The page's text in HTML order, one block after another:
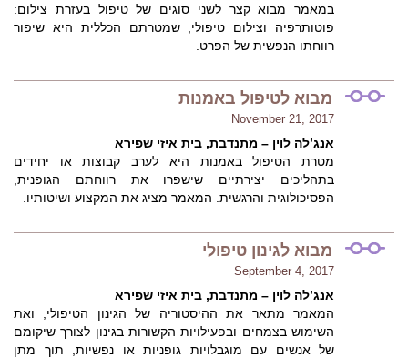
במאמר מבוא קצר לשני סוגים של טיפול בעזרת צילום:
פוטותרפיה וצילום טיפולי, שמטרתם הכללית היא שיפור
רווחתו הנפשית של הפרט.
מבוא לטיפול באמנות
November 21, 2017
אנג’לה לוין – מתנדבת, בית איזי שפירא
מטרת הטיפול באמנות היא לערב קבוצות או יחידים
בתהליכים יצירתיים שישפרו את רווחתם הגופנית,
הפסיכולוגית והרגשית. המאמר מציג את המקצוע ושיטותיו.
מבוא לגינון טיפולי
September 4, 2017
אנג’לה לוין – מתנדבת, בית איזי שפירא
המאמר מתאר את ההיסטוריה של הגינון הטיפולי, ואת
השימוש בצמחים ובפעילויות הקשורות בגינון לצורך שיקומם
של אנשים עם מוגבלויות גופניות או נפשיות, תוך מתן